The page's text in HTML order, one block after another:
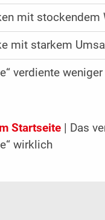
mit stockendem
mit starkem
verdiente
Startseite| Das
wirklich